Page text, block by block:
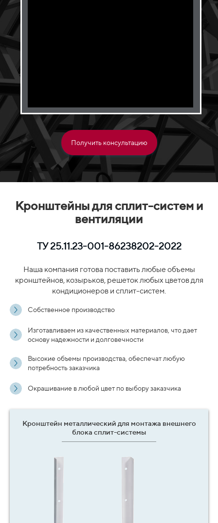
Получить консультацию
Кронштейны для сплит-систем и
вентиляции
ТУ 25.11.23-001-86238202-2022
Наша компания готова поставить любые объемы
кронштейнов, козырьков, решеток любых цветов для
кондиционеров и сплит-систем.
Собственное производство
Изготавливаем из качественных материалов, что дает
основу надежности и долговечности
Высокие объемы производства, обеспечат любую
потребность заказчика
Окрашивание в любой цвет по выбору заказчика
Кронштейн металлический для монтажа внешнего
блока сплит-системы